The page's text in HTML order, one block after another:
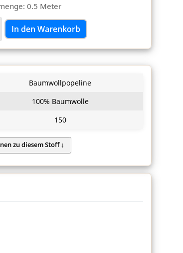
0.5 Meter
In den Warenkorb
Baumwollpopeline
100% Baumwolle
150